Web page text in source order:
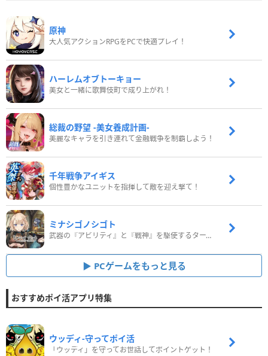
原神
大人気アクションRPGをPCで快適プレイ！
ハーレムオブトーキョー
美女と一緒に歌舞伎町で成り上がれ！
総裁の野望 -美女養成計画-
美麗なキャラを引き連れて金融戦争を制覇しよう！
千年戦争アイギス
個性豊かなユニットを指揮して敵を迎え撃て！
ミナシゴノシゴト
武器の『アビリティ』と『戦神』を駆使するターン制コマンドバトルRPG！
PCゲームをもっと見る
おすすめポイ活アプリ特集
ウッディ‐守ってポイ活
「ウッディ」を守ってお世話してポイントゲット！